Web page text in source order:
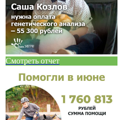
Смотреть отчет